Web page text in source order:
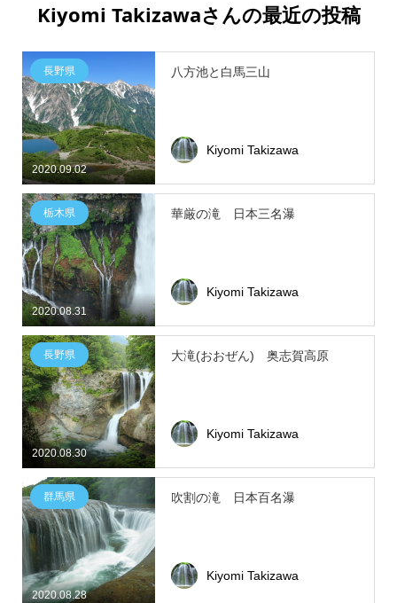
Kiyomi Takizawaさんの最近の投稿
2020.09.02
長野県 八方池と白馬三山
Kiyomi Takizawa
2020.08.31
栃木県 華厳の滝 日本三名瀑
Kiyomi Takizawa
2020.08.30
長野県 大滝(おおぜん) 奥志賀高原
Kiyomi Takizawa
2020.08.28
群馬県 吹割の滝 日本百名瀑
Kiyomi Takizawa